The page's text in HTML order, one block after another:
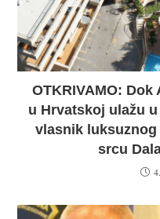
OTKRIVAMO: Dok
u Hrvatskoj ulažu
vlasnik luksuznog
srcu